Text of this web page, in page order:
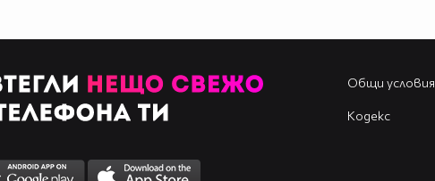
Общи условия
Кодекс